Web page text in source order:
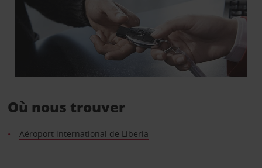
Où nous trouver
Aéroport international de Liberia